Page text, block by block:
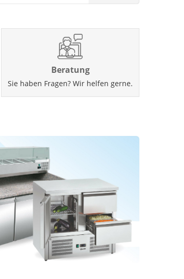
Beratung
Sie haben Fragen? Wir helfen gerne.